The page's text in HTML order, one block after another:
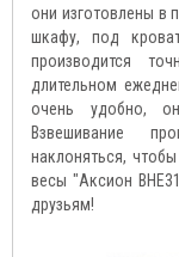
они изготовлены в
шкафу, под
производится
длительном
очень удобно,
Взвешивание
наклоняться,
весы "Аксион
друзьям!